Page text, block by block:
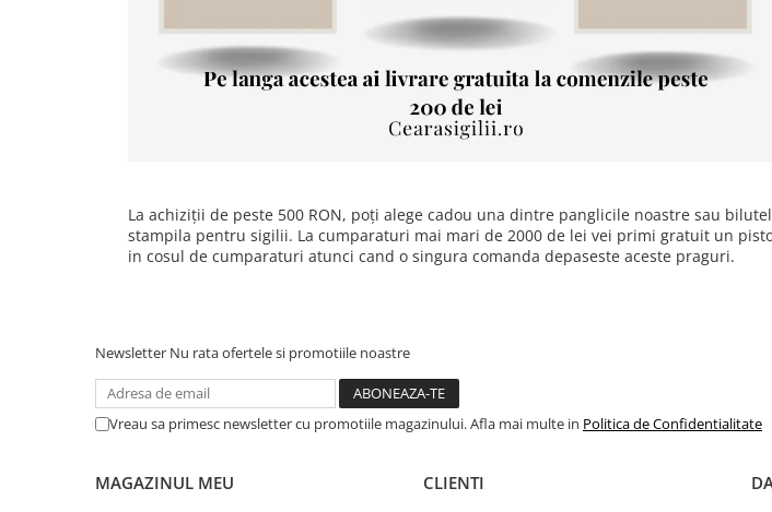
La achiziții de peste 500 RON, poți alege cadou una dintre panglicile noastre sau
stampila pentru sigilii. La cumparaturi mai mari de 2000 de lei vei primi gratuit un
in cosul de cumparaturi atunci cand o singura comanda depaseste aceste praguri.
Newsletter Nu rata ofertele si promotiile noastre
Vreau sa primesc newsletter cu promotiile magazinului. Afla mai multe in Politica de Confidentialitate
MAGAZINUL MEU CLIENTI